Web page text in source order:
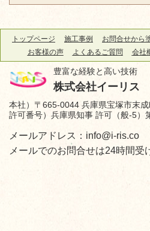
トップページ 施工事例 お問合せから
お客様の声
よくあるご質問 会社
豊富な経験と高い技術
株式会社イーリス
本社）〒665-0044 兵庫県宝塚市末
許可番号）兵庫県知事 許可（般-5）
メールアドレス：info@i-ris.co
メールでのお問合せは24時間受